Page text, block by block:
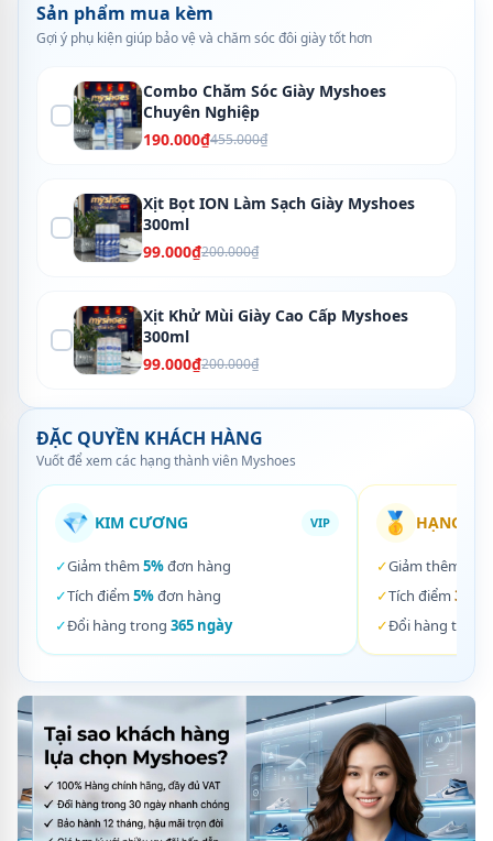
Sản phẩm mua kèm
Gợi ý phụ kiện giúp bảo vệ và chăm sóc đôi giày tốt hơn
Combo Chăm Sóc Giày Myshoes
Chuyên Nghiệp
190.000₫455.000₫
Xịt Bọt ION Làm Sạch Giày Myshoes
300ml
99.000₫200.000₫
Xịt Khử Mùi Giày Cao Cấp Myshoes
300ml
99.000₫200.000₫
ĐẶC QUYỀN KHÁCH HÀNG
Vuốt để xem các hạng thành viên Myshoes
💎 KIM CƯƠNG VIP
✓Giảm thêm 5%đơn hàng
✓Tích điểm 5%đơn hàng
✓Đổi hàng trong 365 ngày
🥇 HẠNG
✓Giảm thêm
✓Tích điểm 3%
✓Đổi hàng trong